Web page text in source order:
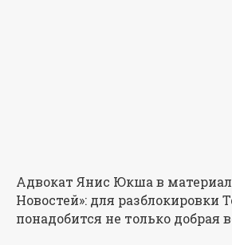
Адвокат Янис Юкша в
Новостей»: для разблокировки
понадобится не только добрая